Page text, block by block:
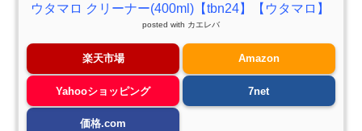
ウタマロ クリーナー(400ml)【tbn24】【ウタマロ】
posted with カエレバ
楽天市場 Amazon
Yahooショッピング 7net
価格.com